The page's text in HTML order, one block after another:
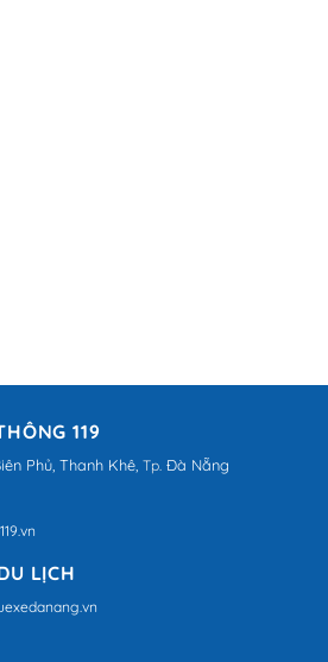
119
Phủ, Thanh Khê, Tp. Đà Nẵng
LỊCH